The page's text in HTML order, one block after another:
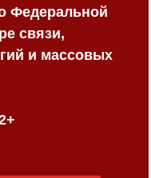
Федеральной
связи,
и массовых